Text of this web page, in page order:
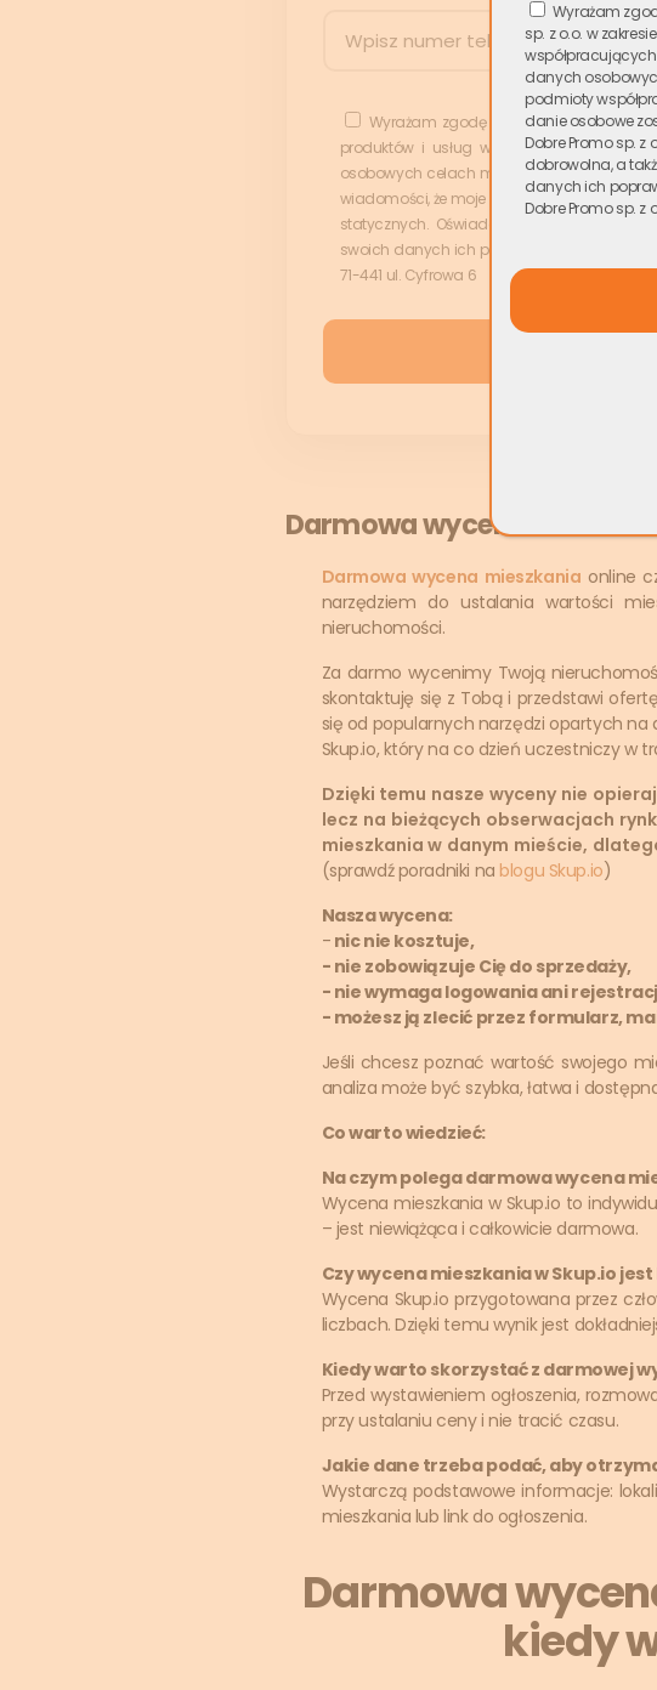
Wyrażam zgodę na przetwarzanie
produktów i usług w tym podmiotów
osobowych celach marketingowych przez
wiadomości, że moje danie osobowe
statycznych. Oświadczam również iż
swoich danych ich poprawienia lub
71-441 ul. Cyfrowa 6
Darmowa wycena
Darmowa wycena mieszkania online
narzędziem do ustalania wartości
nieruchomości.
Za darmo wycenimy Twoją
skontaktuję się z Tobą i przedstawi
się od popularnych narzędzi opartych
Skup.io, który na co dzień uczestniczy w
Dzięki temu nasze wyceny nie
lecz na bieżących obserwacjach
mieszkania w danym mieście,
(sprawdź poradniki na blogu Skup.io)
Nasza wycena:
- nic nie kosztuje,
- nie zobowiązuje Cię do sprzedaży,
- nie wymaga logowania ani
- możesz ją zlecić przez formularz,
Jeśli chcesz poznać wartość swojego
analiza może być szybka, łatwa i
Co warto wiedzieć:
Na czym polega darmowa wycena
Wycena mieszkania w Skup.io to
– jest niewiążąca i całkowicie darmowa.
Czy wycena mieszkania w Skup.io
Wycena Skup.io przygotowana przez
liczbach. Dzięki temu wynik jest
Kiedy warto skorzystać z darmowej
Przed wystawieniem ogłoszenia,
przy ustalaniu ceny i nie tracić czasu.
Jakie dane trzeba podać, aby
Wystarczą podstawowe informacje:
mieszkania lub link do ogłoszenia.
Darmowa
kiedy
Wyrażam
sp. z o.o. w
danych
podmioty
danie osobowe
Dobre Promo sp.
dobrowolna, a
danych ich
Dobre Promo sp. z